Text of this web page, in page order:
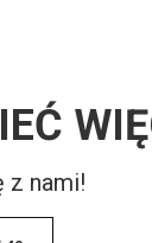
z nami!